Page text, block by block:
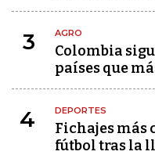
3 AGRO
Colombia
países que
4 DEPORTES
Fichajes más
fútbol tras la